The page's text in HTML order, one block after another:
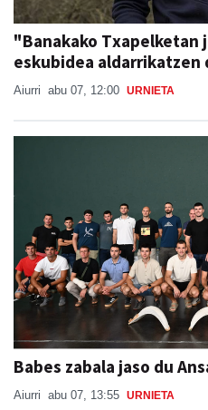
"Banakako Txapelketan
eskubidea aldarrikatzen
Aiurri abu 07, 12:00 URNIETA
Babes zabala jaso du
Aiurri abu 07, 13:55 URNIETA